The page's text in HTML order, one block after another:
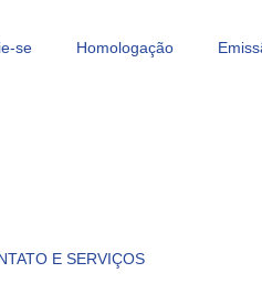
se Homologação
E SERVIÇOS